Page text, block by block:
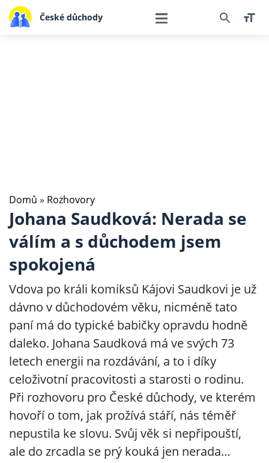
České důchody
Domů » Rozhovory
Johana Saudková: Nerada se
válím a s důchodem jsem
spokojená
Vdova po králi komiksů Kájovi Saudkovi je už
dávno v důchodovém věku, nicméně tato
paní má do typické babičky opravdu hodně
daleko. Johana Saudková má ve svých 73
letech energii na rozdávání, a to i díky
celoživotní pracovitosti a starosti o rodinu.
Při rozhovoru pro České důchody, ve kterém
hovoří o tom, jak prožívá stáří, nás téměř
nepustila ke slovu. Svůj věk si nepřipouští,
ale do zrcadla se prý kouká jen nerada…